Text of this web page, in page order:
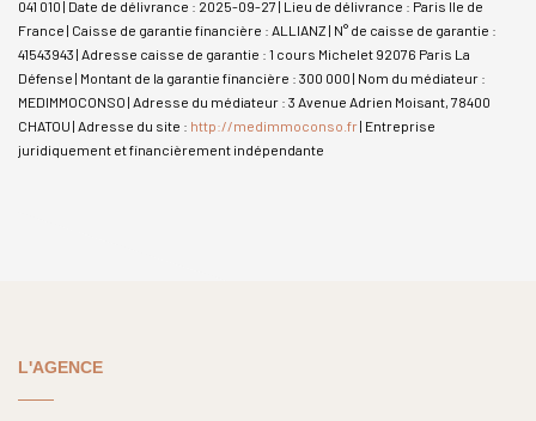
041 010 | Date de délivrance : 2025-09-27 | Lieu de délivrance : Paris Ile de
France | Caisse de garantie financière : ALLIANZ | N° de caisse de garantie :
41543943 | Adresse caisse de garantie : 1 cours Michelet 92076 Paris La
Défense | Montant de la garantie financière : 300 000 | Nom du médiateur :
MEDIMMOCONSO | Adresse du médiateur : 3 Avenue Adrien Moisant, 78400
CHATOU | Adresse du site : http://medimmoconso.fr| Entreprise
juridiquement et financièrement indépendante
L'AGENCE